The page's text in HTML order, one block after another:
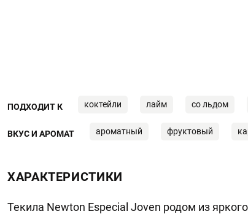
ПОДХОДИТ К коктейли лайм со льдом
ВКУС И АРОМАТ ароматный фруктовый
ХАРАКТЕРИСТИКИ
Текила Newton Especial Joven родом из